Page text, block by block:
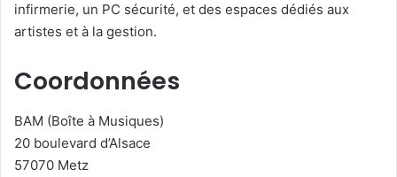
infirmerie, un PC sécurité, et des espaces dédiés aux
artistes et à la gestion.
Coordonnées
BAM (Boîte à Musiques)
20 boulevard d’Alsace
57070 Metz